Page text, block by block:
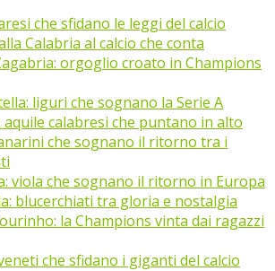
che sfidano le leggi del calcio
Calabria al calcio che conta
orgoglio croato in Champions
liguri che sognano la Serie A
aquile calabresi che puntano in alto
che sognano il ritorno tra i
viola che sognano il ritorno in Europa
blucerchiati tra gloria e nostalgia
la Champions vinta dai ragazzi
che sfidano i giganti del calcio